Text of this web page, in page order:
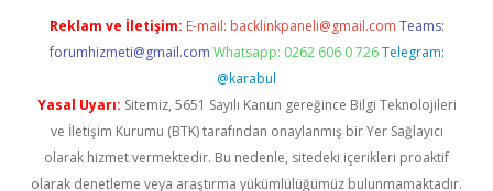
Reklam ve İletişim: E-mail: backlinkpaneli@gmail.com Teams:
forumhizmeti@gmail.com Whatsapp: 0262 606 0 726 Telegram:
@karabul
Yasal Uyarı: Sitemiz, 5651 Sayılı Kanun gereğince Bilgi Teknolojileri
ve İletişim Kurumu (BTK) tarafından onaylanmış bir Yer Sağlayıcı
olarak hizmet vermektedir. Bu nedenle, sitedeki içerikleri proaktif
olarak denetleme veya araştırma yükümlülüğümüz bulunmamaktadır.